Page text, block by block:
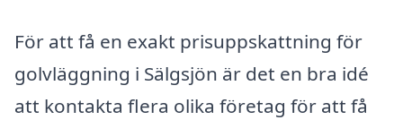
För att få en exakt prisuppskattning för
golvläggning i Sälgsjön är det en bra idé
att kontakta flera olika företag för att få